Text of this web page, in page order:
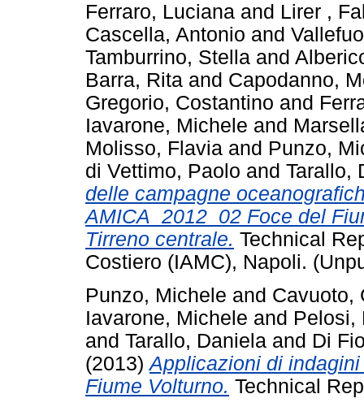
Ferraro, Luciana and Lirer ,
Cascella, Antonio and
Tamburrino, Stella and
Barra, Rita and Capodanno,
Gregorio, Costantino and
Iavarone, Michele and
Molisso, Flavia and Punzo,
di Vettimo, Paolo and Tarallo,
delle campagne
AMICA_2012_02 Foce del
Tirreno centrale. Technical
Costiero (IAMC), Napoli.
Punzo, Michele and Cavuoto,
Iavarone, Michele and Pelosi,
and Tarallo, Daniela and Di
(2013)Applicazioni di
Fiume Volturno. Technical